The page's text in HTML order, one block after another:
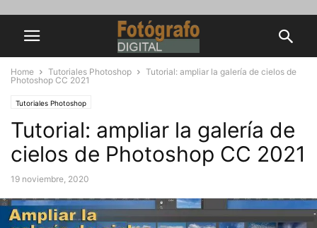
Home Tutoriales Photoshop
Tutorial: ampliar la galería de cielos de
Photoshop CC 2021
Tutoriales Photoshop
Tutorial: ampliar la galería de
cielos de Photoshop CC 2021
19 noviembre, 2020